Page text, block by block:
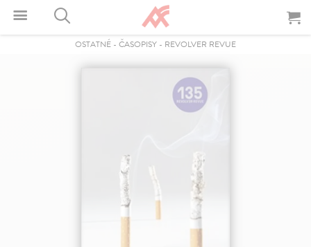
OSTATNÉ - ČASOPISY - REVOLVER REVUE